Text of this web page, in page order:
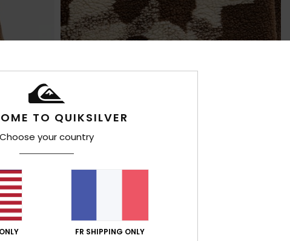
TO QUIKSILVER
Choose your country
FR SHIPPING ONLY